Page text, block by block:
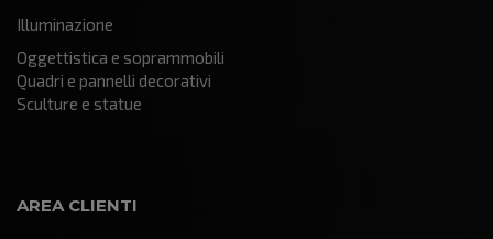
Illuminazione
Oggettistica e soprammobili
Quadri e pannelli decorativi
Sculture e statue
AREA CLIENTI